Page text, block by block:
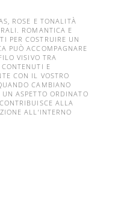
ROSE E TONALITÀ
ROMANTICA E
PER COSTRUIRE UN
PUÒ ACCOMPAGNARE
VISIVO TRA
E
CON IL VOSTRO
CAMBIANO
ASPETTO ORDINATO
ALLA
ALL’INTERNO